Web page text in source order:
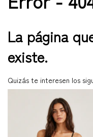
La página
existe.
Quizás te interesen los